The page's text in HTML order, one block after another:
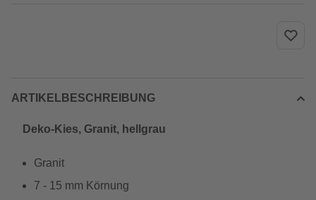
ARTIKELBESCHREIBUNG
Deko-Kies, Granit, hellgrau
Granit
7 - 15 mm Körnung